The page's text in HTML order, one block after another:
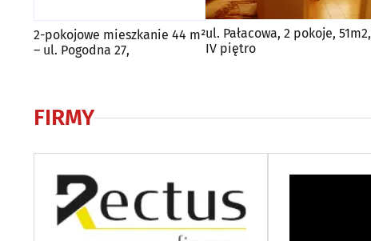
2-pokojowe mieszkanie 44 m²
– ul. Pogodna 27,
ul. Pałacowa, 2 pokoje, 51m2,
IV piętro
FIRMY